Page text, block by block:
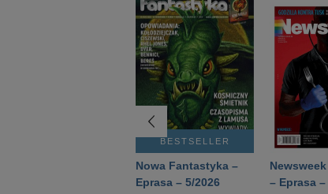
BESTSELLER
Nowa Fantastyka –
Eprasa – 5/2026
– Eprasa –